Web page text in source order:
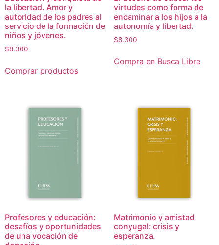
la libertad. Amor y
autoridad de los padres al
servicio de la formación de
niños y jóvenes.
$8.300
Comprar productos
virtudes como forma de
encaminar a los hijos a la
autonomía y libertad.
$8.300
Compra en Busca Libre
Profesores y educación:
desafíos y oportunidades
de una vocación de
Matrimonio y amistad
conyugal: crisis y
esperanza.